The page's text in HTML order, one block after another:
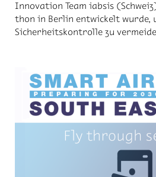
In­no­va­ti­on Team iab­sis
thon in Ber­lin ent­wi­ckelt wur­de,
Si­cher­heits­kon­trol­le zu